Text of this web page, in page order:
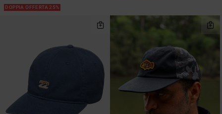
DOPPIA OFFERTA 25%